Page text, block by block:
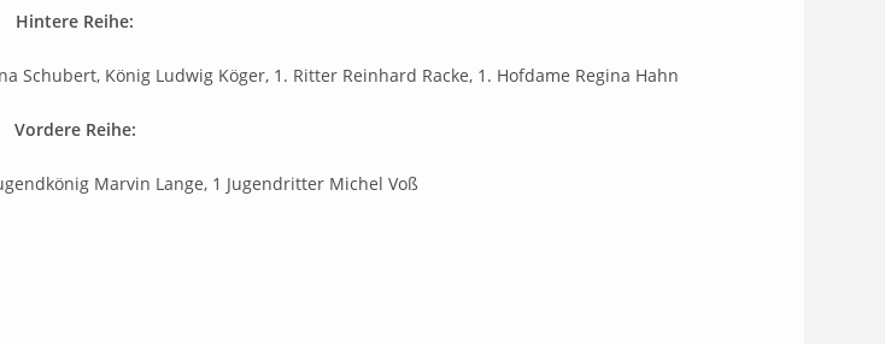
Hintere Reihe:
Schubert, König Ludwig Köger, 1. Ritter Reinhard Racke, 1. Hofdame Regina Hahn
Vordere Reihe:
Marvin Lange, 1 Jugendritter Michel Voß